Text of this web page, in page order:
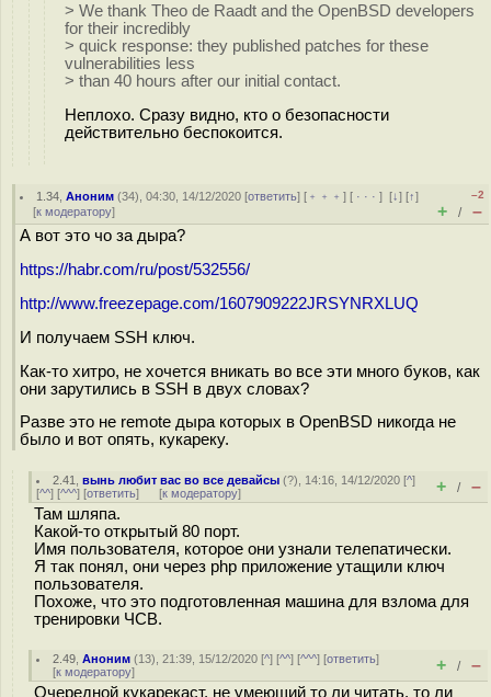
> We thank Theo de Raadt and the OpenBSD developers
for their incredibly
> quick response: they published patches for these
vulnerabilities less
> than 40 hours after our initial contact.
Неплохо. Сразу видно, кто о безопасности
действительно беспокоится.
1.34 ,Аноним (34), 04:30, 14/12/2020 [ответить] [ ﹢﹢﹢] [ · · ·][↓] [↑]
[к модератору]
–2
+ / –
А вот это чо за дыра?
https://habr.com/ru/post/532556/
http://www.freezepage.com/1607909222JRSYNRXLUQ
И получаем SSH ключ.
Как-то хитро, не хочется вникать во все эти много буков, как
они зарутились в SSH в двух словах?
Разве это не remote дыра которых в OpenBSD никогда не
было и вот опять, кукареку.
2.41 ,вынь любит вас во все девайсы (?), 14:16, 14/12/2020 [^]
[^^] [^^^] [ответить] [к модератору] + / –
Там шляпа.
Какой-то открытый 80 порт.
Имя пользователя, которое они узнали телепатически.
Я так понял, они через php приложение утащили ключ
пользователя.
Похоже, что это подготовленная машина для взлома для
тренировки ЧСВ.
2.49 ,Аноним (13), 21:39, 15/12/2020 [^] [^^] [^^^] [ответить]
[к модератору] + / –
Очередной кукарекаст, не умеющий то ли читать, то ли